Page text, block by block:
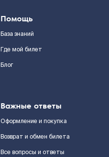
Помощь
База знаний
Где мой билет
Блог
Важные ответы
Оформление и покупка
Возврат и обмен билета
Все вопросы и ответы